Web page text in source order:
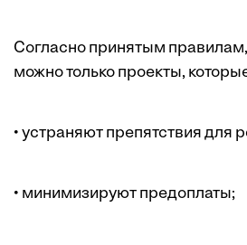
Согласно принятым
можно только проекты,
• устраняют препятствия для
• минимизируют предоплаты;